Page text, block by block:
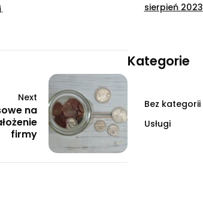
Next
na
firmy
sierpień 2023
Kategorie
Bez kategorii
Usługi